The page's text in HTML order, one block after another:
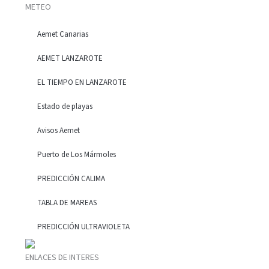
METEO
Aemet Canarias
AEMET LANZAROTE
EL TIEMPO EN LANZAROTE
Estado de playas
Avisos Aemet
Puerto de Los Mármoles
PREDICCIÓN CALIMA
TABLA DE MAREAS
PREDICCIÓN ULTRAVIOLETA
ENLACES DE INTERES